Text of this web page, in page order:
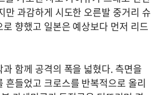
만 과감하게 시도한 오른발 중거리 슈
향했고 일본은 예상보다 먼저 리드
함께 공격의 폭을 넓혔다. 측면을
흔들었고 크로스를 반복적으로 올리